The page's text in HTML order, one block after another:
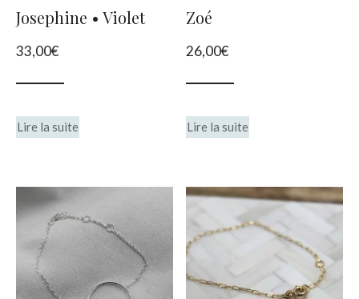
Josephine • Violet
33,00€
Lire la suite
Zoé
26,00€
Lire la suite